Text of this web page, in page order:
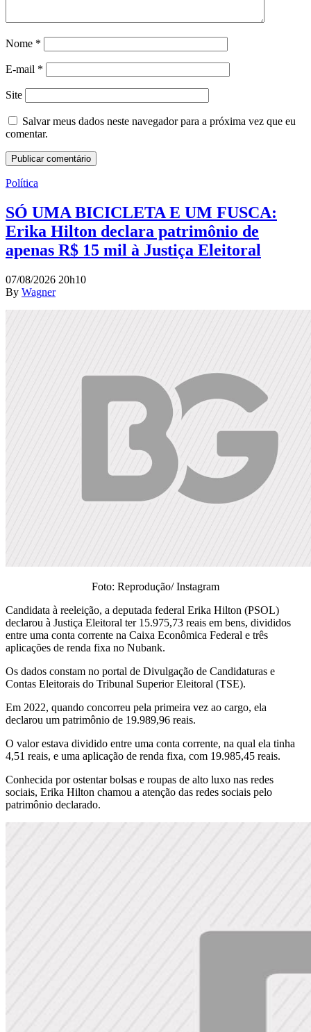
Nome *
E-mail *
Site
Salvar meus dados neste navegador para a próxima vez que eu
comentar.
Política
SÓ UMA BICICLETA E UM FUSCA:
Erika Hilton declara patrimônio de
apenas R$ 15 mil à Justiça Eleitoral
07/08/2026 20h10
By Wagner
Foto: Reprodução/ Instagram
Candidata à reeleição, a deputada federal Erika Hilton (PSOL)
declarou à Justiça Eleitoral ter 15.975,73 reais em bens, divididos
entre uma conta corrente na Caixa Econômica Federal e três
aplicações de renda fixa no Nubank.
Os dados constam no portal de Divulgação de Candidaturas e
Contas Eleitorais do Tribunal Superior Eleitoral (TSE).
Em 2022, quando concorreu pela primeira vez ao cargo, ela
declarou um patrimônio de 19.989,96 reais.
O valor estava dividido entre uma conta corrente, na qual ela tinha
4,51 reais, e uma aplicação de renda fixa, com 19.985,45 reais.
Conhecida por ostentar bolsas e roupas de alto luxo nas redes
sociais, Erika Hilton chamou a atenção das redes sociais pelo
patrimônio declarado.